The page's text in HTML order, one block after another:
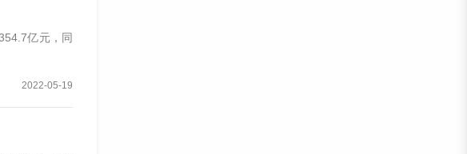
亿元，同
2022-05-19